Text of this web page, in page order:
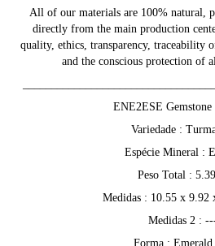
All of our materials are 100% natural,
directly from the main production
quality, ethics, transparency, traceability
and the conscious protection of
ENE2ESE Gemstone
Variedade :
Espécie Mineral :
Peso Total :
Medidas : 10.55 x 9.92
Medidas 2 :
Forma : Emerald